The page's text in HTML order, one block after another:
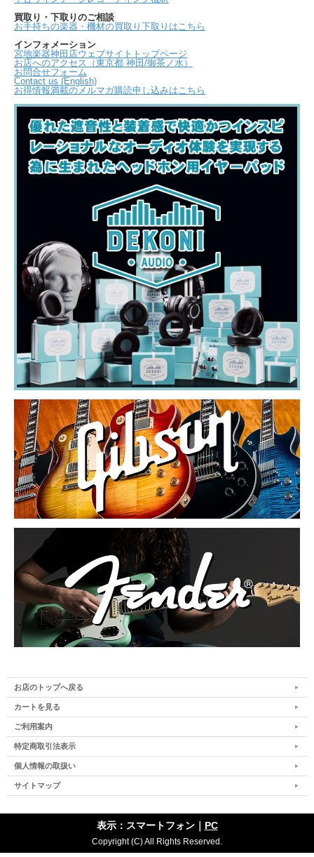
買取り・下取りのご相談
お手持ちの楽器・機材の買取り下取りはこちら
インフォメーション
宮地楽器神田店ウェブサイトトップページ
お店へのアクセス（東京都 神田/御茶ノ水）
お問合せフォーム
Contact us (English)
お得情報満載のメルマガ購読申し込みはこちら
お店のトップへ戻る
カートを見る
ご利用案内
特定商取引法表示
個人情報の取扱い
サイトマップ
表示：スマートフォン｜ PC
Copyright (C) All Rights Reserved.